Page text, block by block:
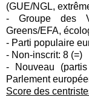
(GUE/NGL,
- Groupe des
Greens/EFA,
- Parti populaire
- Non-inscrit: 8 (=)
- Nouveau
Parlement
Score des